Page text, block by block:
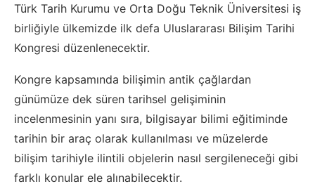
Türk Tarih Kurumu ve Orta Doğu Teknik Üniversitesi iş
birliğiyle ülkemizde ilk defa Uluslararası Bilişim Tarihi
Kongresi düzenlenecektir.
Kongre kapsamında bilişimin antik çağlardan
günümüze dek süren tarihsel gelişiminin
incelenmesinin yanı sıra, bilgisayar bilimi eğitiminde
tarihin bir araç olarak kullanılması ve müzelerde
bilişim tarihiyle ilintili objelerin nasıl sergileneceği gibi
farklı konular ele alınabilecektir.